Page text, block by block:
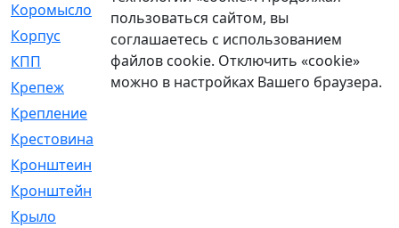
Коромысло
[6]
Корпус
[41]
КПП
[70]
Крепеж
[4]
Крепление
Крестовина
Кронштеин
Кронштейн
Крыло
пользоваться сайтом, вы
соглашаетесь с использованием
файлов cookie. Отключить «cookie»
можно в настройках Вашего браузера.